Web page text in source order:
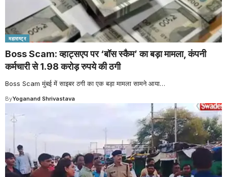
महाराष्ट्र
Boss Scam: व्हाट्सएप पर ‘बॉस स्कैम’ का बड़ा मामला, कंपनी
कर्मचारी से 1.98 करोड़ रुपये की ठगी
Boss Scam मुंबई में साइबर ठगी का एक बड़ा मामला सामने आया…
ByYoganand Shrivastava